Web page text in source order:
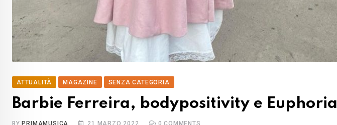
ATTUALITÀ MAGAZINE SENZA CATEGORIA
Barbie Ferreira, bodypositivity e Euphoria
BY PRIMAMUSICA 21 MARZO 2022 0 COMMENTS